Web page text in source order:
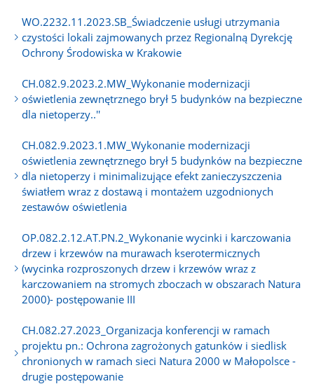
WO.2232.11.2023.SB_Świadczenie usługi utrzymania
czystości lokali zajmowanych przez Regionalną Dyrekcję
Ochrony Środowiska w Krakowie
CH.082.9.2023.2.MW_Wykonanie modernizacji
oświetlenia zewnętrznego brył 5 budynków na bezpieczne
dla nietoperzy..''
CH.082.9.2023.1.MW_Wykonanie modernizacji
oświetlenia zewnętrznego brył 5 budynków na bezpieczne
dla nietoperzy i minimalizujące efekt zanieczyszczenia
światłem wraz z dostawą i montażem uzgodnionych
zestawów oświetlenia
OP.082.2.12.AT.PN.2_Wykonanie wycinki i karczowania
drzew i krzewów na murawach kserotermicznych
(wycinka rozproszonych drzew i krzewów wraz z
karczowaniem na stromych zboczach w obszarach Natura
2000)- postępowanie III
CH.082.27.2023_Organizacja konferencji w ramach
projektu pn.: Ochrona zagrożonych gatunków i siedlisk
chronionych w ramach sieci Natura 2000 w Małopolsce -
drugie postępowanie